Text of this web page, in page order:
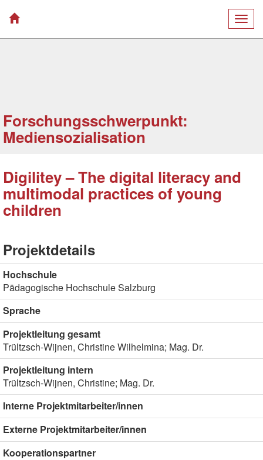
Forschungsschwerpunkt:
Mediensozialisation
Digilitey – The digital literacy and
multimodal practices of young
children
Projektdetails
Hochschule
Pädagogische Hochschule Salzburg
Sprache
Projektleitung gesamt
Trültzsch-Wijnen, Christine Wilhelmina; Mag. Dr.
Projektleitung intern
Trültzsch-Wijnen, Christine; Mag. Dr.
Interne Projektmitarbeiter/innen
Externe Projektmitarbeiter/innen
Kooperationspartner